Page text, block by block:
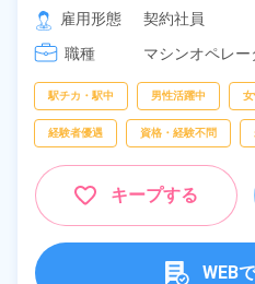
[2] 20:00～05:30
[3] 07:00～15:45
[4] 13:00～21:45
雇用形態
契約社員
職種
マシンオペレー
駅チカ・駅中 男性活躍中
経験者優遇 資格・経験不問
キープする
WEB